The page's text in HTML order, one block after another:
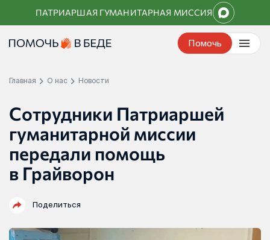
Перейти
к
контенту
ПАТРИАРШАЯ ГУМАНИТАРНАЯ МИССИЯ
Помочь
Главная О нас Новости
Сотрудники Патриаршей
гуманитарной миссии
передали помощь
в Грайворон
Поделиться